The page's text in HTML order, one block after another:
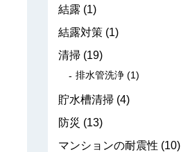
結露 (1)
結露対策 (1)
清掃 (19)
排水管洗浄 (1)
貯水槽清掃 (4)
防災 (13)
マンションの耐震性 (10)